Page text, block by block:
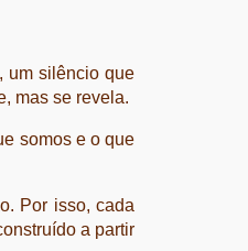
um silêncio que
mas se revela.
somos e o que
Por isso, cada
a partir